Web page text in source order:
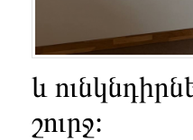
և
շուրջ: